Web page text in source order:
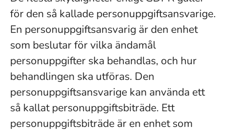
för den så kallade personuppgiftsansvarige.
En personuppgiftsansvarig är den enhet
som beslutar för vilka ändamål
personuppgifter ska behandlas, och hur
behandlingen ska utföras. Den
personuppgiftsansvarige kan använda ett
så kallat personuppgiftsbiträde. Ett
personuppgiftsbiträde är en enhet som